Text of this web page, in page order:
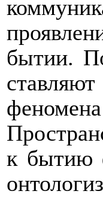
бытии.
ставляют
к бытию